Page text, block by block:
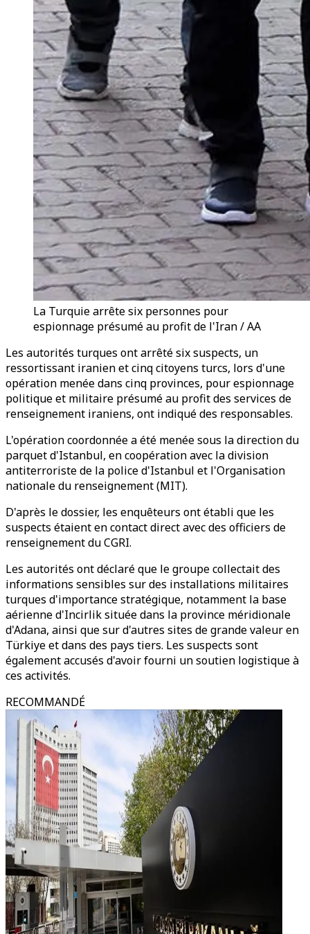
La Turquie arrête six personnes pour
espionnage présumé au profit de l'Iran / AA
Les autorités turques ont arrêté six suspects, un
ressortissant iranien et cinq citoyens turcs, lors d'une
opération menée dans cinq provinces, pour espionnage
politique et militaire présumé au profit des services de
renseignement iraniens, ont indiqué des responsables.
L'opération coordonnée a été menée sous la direction du
parquet d'Istanbul, en coopération avec la division
antiterroriste de la police d'Istanbul et l'Organisation
nationale du renseignement (MIT).
D'après le dossier, les enquêteurs ont établi que les
suspects étaient en contact direct avec des officiers de
renseignement du CGRI.
Les autorités ont déclaré que le groupe collectait des
informations sensibles sur des installations militaires
turques d'importance stratégique, notamment la base
aérienne d'Incirlik située dans la province méridionale
d'Adana, ainsi que sur d'autres sites de grande valeur en
Türkiye et dans des pays tiers. Les suspects sont
également accusés d'avoir fourni un soutien logistique à
ces activités.
RECOMMANDÉ